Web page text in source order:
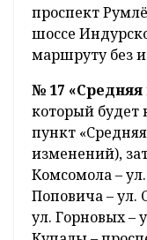
проспект
шоссе
маршруту без
№ 17
который будет
пункт
изменений),
Комсомола –
Поповича – ул.
ул. Горновых –